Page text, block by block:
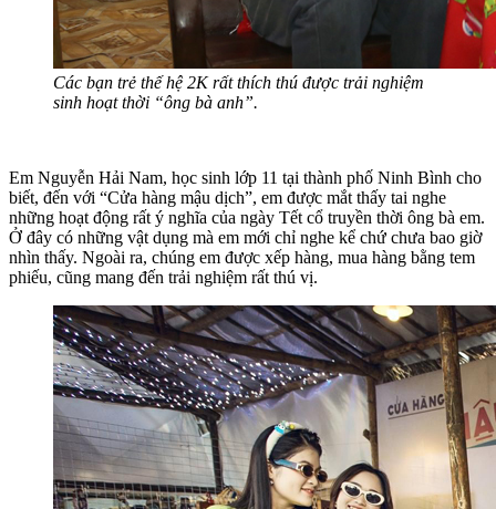
Các bạn trẻ thế hệ 2K rất thích thú được trải nghiệm
sinh hoạt thời “ông bà anh”.
Em Nguyễn Hải Nam, học sinh lớp 11 tại thành phố Ninh Bình cho
biết, đến với “Cửa hàng mậu dịch”, em được mắt thấy tai nghe
những hoạt động rất ý nghĩa của ngày Tết cổ truyền thời ông bà em.
Ở đây có những vật dụng mà em mới chỉ nghe kể chứ chưa bao giờ
nhìn thấy. Ngoài ra, chúng em được xếp hàng, mua hàng bằng tem
phiếu, cũng mang đến trải nghiệm rất thú vị.